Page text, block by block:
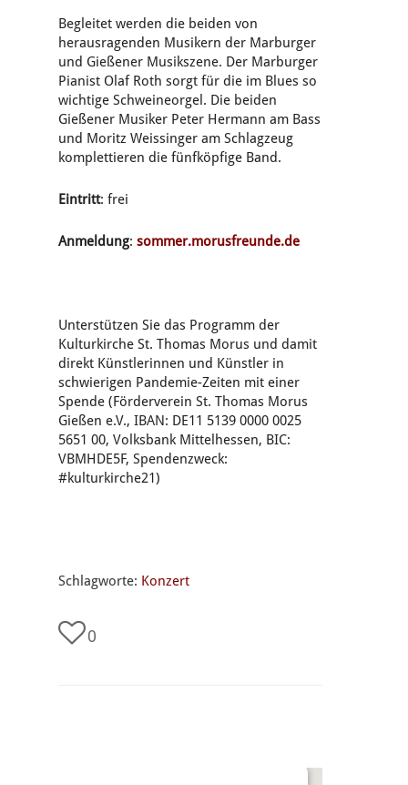
Begleitet werden die beiden von
herausragenden Musikern der Marburger
und Gießener Musikszene. Der Marburger
Pianist Olaf Roth sorgt für die im Blues so
wichtige Schweineorgel. Die beiden
Gießener Musiker Peter Hermann am Bass
und Moritz Weissinger am Schlagzeug
komplettieren die fünfköpfige Band.
Eintritt: frei
Anmeldung: sommer.morusfreunde.de
Unterstützen Sie das Programm der
Kulturkirche St. Thomas Morus und damit
direkt Künstlerinnen und Künstler in
schwierigen Pandemie-Zeiten mit einer
Spende (Förderverein St. Thomas Morus
Gießen e.V., IBAN: DE11 5139 0000 0025
5651 00, Volksbank Mittelhessen, BIC:
VBMHDE5F, Spendenzweck:
#kulturkirche21)
Schlagworte: Konzert
0